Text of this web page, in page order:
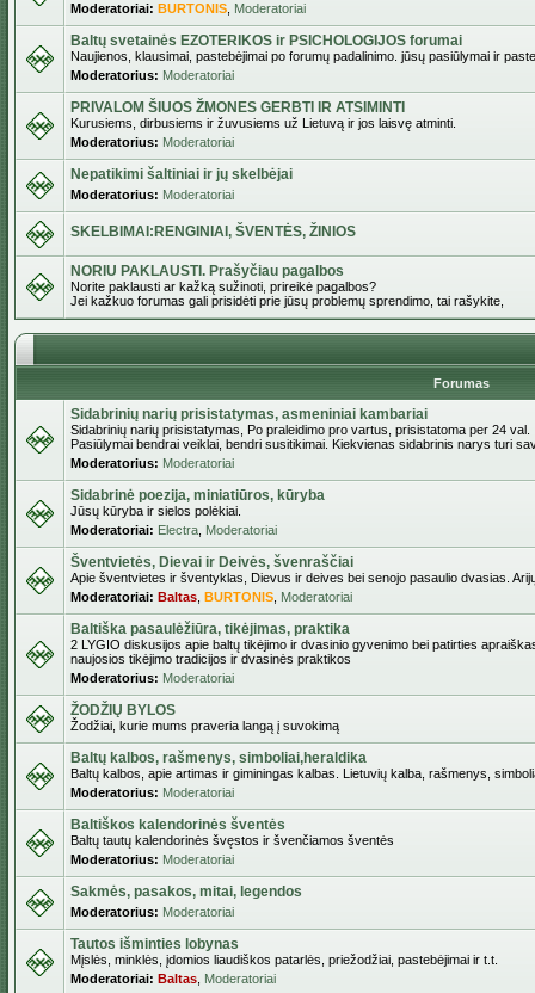
Moderatoriai: BURTONIS Moderatoriai
Baltų svetainės EZOTERIKOS ir PSICHOLOGIJOS forumai
Naujienos, klausimai, pastebėjimai po forumų padalinimo. jūsų pasiūlymai ir
Moderatorius: Moderatoriai
PRIVALOM ŠIUOS ŽMONES GERBTI IR ATSIMINTI
Kurusiems, dirbusiems ir žuvusiems už Lietuvą ir jos laisvę atminti.
Moderatorius: Moderatoriai
Nepatikimi šaltiniai ir jų skelbėjai
Moderatorius: Moderatoriai
SKELBIMAI:RENGINIAI, ŠVENTĖS, ŽINIOS
NORIU PAKLAUSTI. Prašyčiau pagalbos
Norite paklausti ar kažką sužinoti, prireikė pagalbos?
Jei kažkuo forumas gali prisidėti prie jūsų problemų sprendimo, tai rašykite,
Forumas
Sidabrinių narių prisistatymas, asmeniniai kambariai
Sidabrinių narių prisistatymas, Po praleidimo pro vartus, prisistatoma per 24 val.
Pasiūlymai bendrai veiklai, bendri susitikimai. Kiekvienas sidabrinis narys turi
Moderatorius: Moderatoriai
Sidabrinė poezija, miniatiūros, kūryba
Jūsų kūryba ir sielos polėkiai.
Moderatoriai: Electra Moderatoriai
Šventvietės, Dievai ir Deivės, švenraščiai
Apie šventvietes ir šventyklas, Dievus ir deives bei senojo pasaulio dvasias.
Moderatoriai: Baltas BURTONIS Moderatoriai
Baltiška pasaulėžiūra, tikėjimas, praktika
2 LYGIO diskusijos apie baltų tikėjimo ir dvasinio gyvenimo bei patirties
naujosios tikėjimo tradicijos ir dvasinės praktikos
Moderatorius: Moderatoriai
ŽODŽIŲ BYLOS
Žodžiai, kurie mums praveria langą į suvokimą
Baltų kalbos, rašmenys, simboliai,heraldika
Baltų kalbos, apie artimas ir giminingas kalbas. Lietuvių kalba, rašmenys,
Moderatorius: Moderatoriai
Baltiškos kalendorinės šventės
Baltų tautų kalendorinės švęstos ir švenčiamos šventės
Moderatorius: Moderatoriai
Sakmės, pasakos, mitai, legendos
Moderatorius: Moderatoriai
Tautos išminties lobynas
Mįslės, minklės, įdomios liaudiškos patarlės, priežodžiai, pastebėjimai ir t.t.
Moderatoriai: Baltas Moderatoriai